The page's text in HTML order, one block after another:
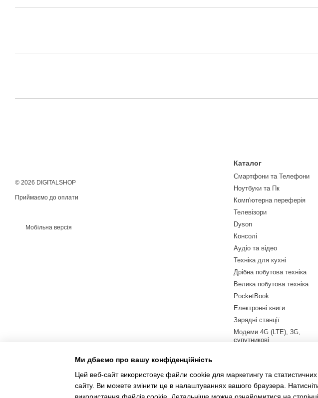
© 2026 DIGITALSHOP
Приймаємо до оплати
Мобільна версія
Каталог
Смартфони та Телефони
Ноутбуки та Пк
Комп'ютерна переферія
Телевізори
Dyson
Консолі
Аудіо та відео
Техніка для кухні
Дрібна побутова техніка
Велика побутова техніка
PocketBook
Електронні книги
Зарядні станції
Модеми 4G (LTE), 3G,
супутникові
LEGO
Ми дбаємо про вашу конфіденційність
Цей веб-сайт використовує файли cookie для маркетингу та
сайту. Ви можете змінити це в налаштуваннях вашого браузера.